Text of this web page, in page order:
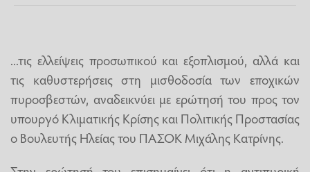
...τις ελλείψεις προσωπικού και εξοπλισμού, αλλά και
τις καθυστερήσεις στη μισθοδοσία των εποχικών
πυροσβεστών, αναδεικνύει με ερώτησή του προς τον
υπουργό Κλιματικής Κρίσης και Πολιτικής Προστασίας
ο Βουλευτής Ηλείας του ΠΑΣΟΚ Μιχάλης Κατρίνης.